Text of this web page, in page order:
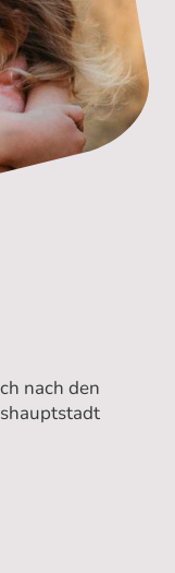
nach den